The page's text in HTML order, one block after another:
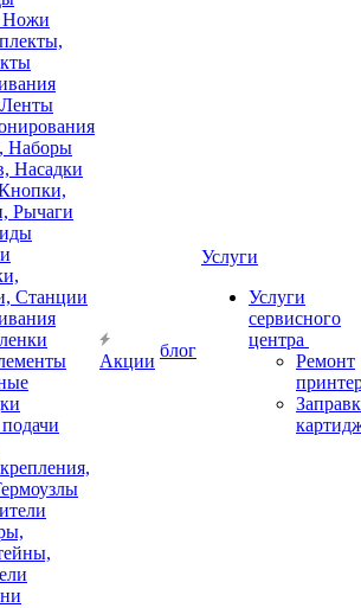
Ножи
Наборы
Насадки
Рычаги
Станции
Акции
блог
Услуги
Услуги
сервисного
центра
Ремонт